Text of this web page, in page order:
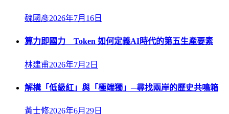
魏國彥2026年7月16日
算力即國力 Token 如何定義AI時代的第五生產要素
林建甫2026年7月2日
解構「低級紅」與「極端獨」─尋找兩岸的歷史共鳴箱
黃士修2026年6月29日